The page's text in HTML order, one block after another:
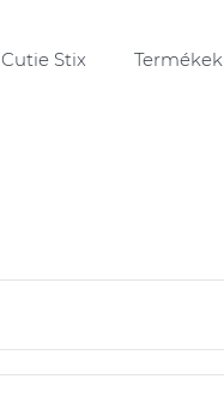
Cutie Stix Termékek